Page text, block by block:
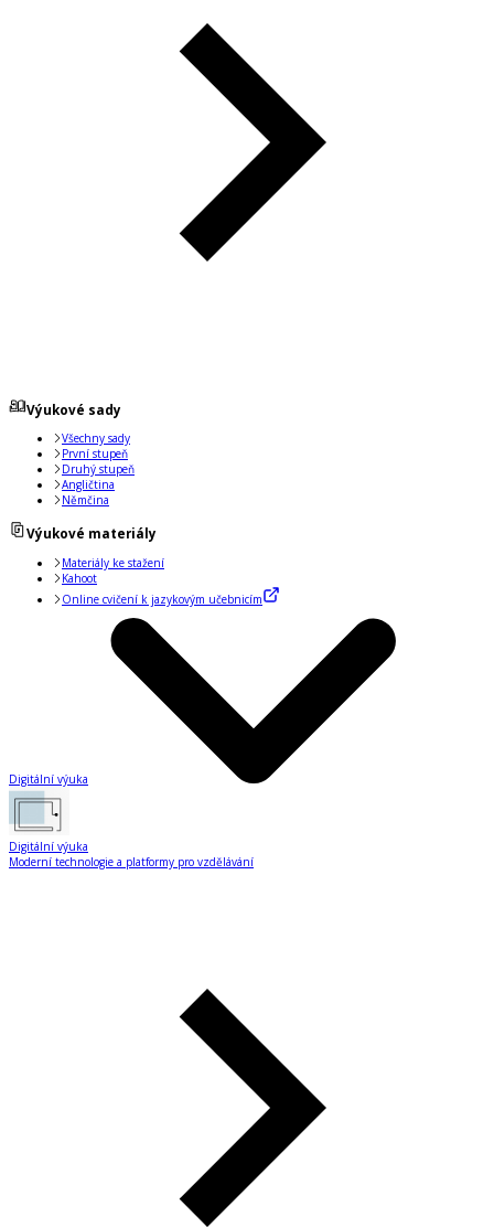
Výukové sady
Všechny sady
První stupeň
Druhý stupeň
Angličtina
Němčina
Výukové materiály
Materiály ke stažení
Kahoot
Online cvičení k jazykovým učebnicím
Digitální výuka
Digitální výuka
Moderní technologie a platformy pro vzdělávání